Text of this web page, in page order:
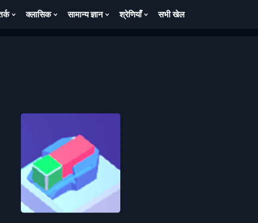
Show
क्लासिक
Show
सामान्य ज्ञान
Show
श्रेणियाँ
Show
सभी खेल